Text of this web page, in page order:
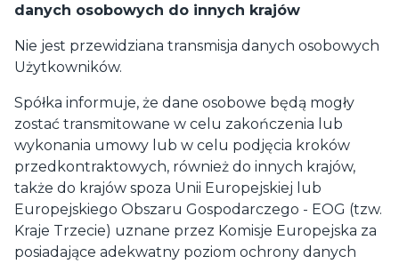
danych osobowych do innych krajów
Nie jest przewidziana transmisja danych osobowych
Użytkowników.
Spółka informuje, że dane osobowe będą mogły
zostać transmitowane w celu zakończenia lub
wykonania umowy lub w celu podjęcia kroków
przedkontraktowych, również do innych krajów,
także do krajów spoza Unii Europejskiej lub
Europejskiego Obszaru Gospodarczego - EOG (tzw.
Kraje Trzecie) uznane przez Komisje Europejska za
posiadające adekwatny poziom ochrony danych